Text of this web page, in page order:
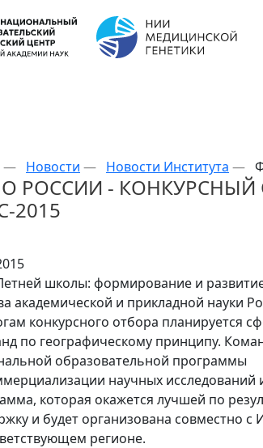
— Новости — Новости Института —
РОССИИ - КОНКУРСНЫЙ
2015
школы: формирование и
академической и прикладной науки
конкурсного отбора планируется
по географическому принципу.
образовательной программы
научных исследований
которая окажется лучшей по
и будет организована совместно с
регионе.